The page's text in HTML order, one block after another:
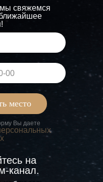
Вы даете
мы свяжемся
место
на
канал.